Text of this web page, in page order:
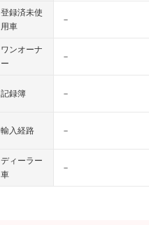
登録済未使
用車
－
ワンオーナ
ー
－
記録簿 －
輸入経路 －
ディーラー
車
－